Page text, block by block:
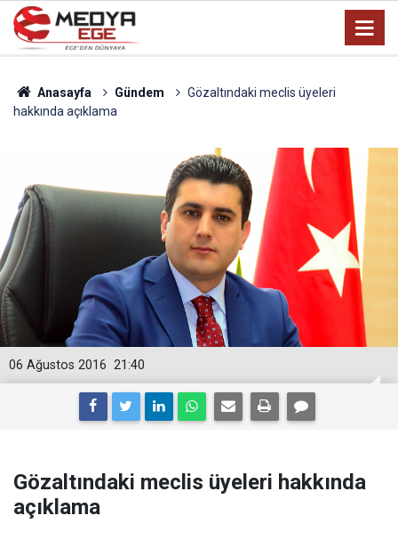
Anasayfa Gündem
Gözaltındaki meclis üyeleri
hakkında açıklama
21:40
06 Ağustos 2016
Gözaltındaki meclis üyeleri hakkında
açıklama